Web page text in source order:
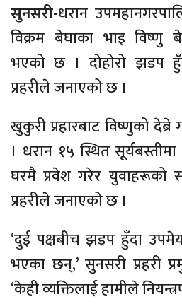
सुनसरी-धरान
विक्रम बेघाका भाइ विष्णु
भएको छ । दोहोरो झडप
प्रहरीले जनाएको छ ।
खुकुरी प्रहारबाट विष्णुको
। धरान १५ स्थित
घरमै प्रवेश गरेर
प्रहरीले जनाएको छ ।
‘दुई पक्षबीच झडप हुँदा
भएका छन्,’ सुनसरी प्रहरी
‘केही व्यक्तिलाई हामीले